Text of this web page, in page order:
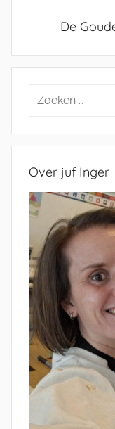
De
Zoeken
Over juf Inger